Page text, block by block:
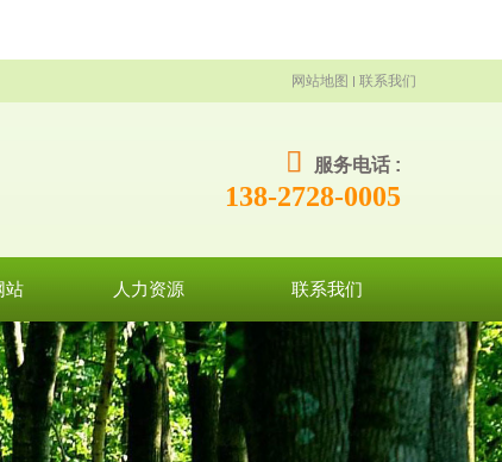
网站地图 联系我们
服务电话 :
138-2728-0005
站 人力资源 联系我们